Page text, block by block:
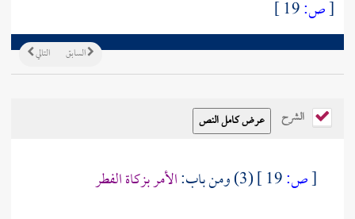
[ص:
التالي السابق
الشرح
[ص: (3) ومن باب:
الأمر بزكاة الفطر